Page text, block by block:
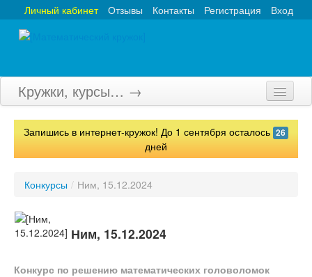
Вход
Регистрация
Контакты
Отзывы
Личный кабинет
Кружки, курсы… →
Главная
Турниры
Запишись в интернет-кружок! До 1 сентября осталось 26
дней
Конкурсы / Ним, 15.12.2024
Ним, 15.12.2024
Конкурс по решению математических головоломок